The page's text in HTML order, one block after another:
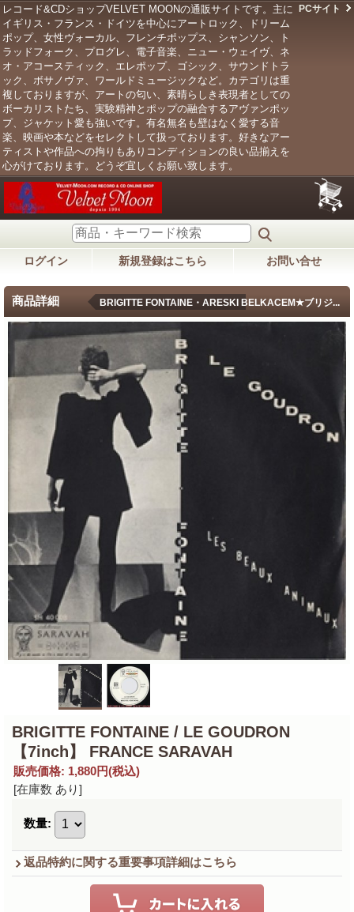
レコード&CDショップVELVET MOONの通販サイトです。主に
イギリス・フランス・ドイツを中心にアートロック、ドリーム
ポップ、女性ヴォーカル、フレンチポップス、シャンソン、ト
ラッドフォーク、プログレ、電子音楽、ニュー・ウェイヴ、ネ
オ・アコースティック、エレポップ、ゴシック、サウンドトラ
ック、ボサノヴァ、ワールドミュージックなど。カテゴリは重
複しておりますが、アートの匂い、素晴らしき表現者としての
ボーカリストたち、実験精神とポップの融合するアヴァンポッ
プ、ジャケット愛も強いです。有名無名も壁はなく愛する音
楽、映画や本などをセレクトして扱っております。好きなアー
ティストや作品への拘りもありコンディションの良い品揃えを
心がけております。どうぞ宜しくお願い致します。
PCサイト
ログイン 新規登録はこちら お問い合せ
商品詳細 BRIGITTE FONTAINE・ARESKI BELKACEM★ブリジ...
BRIGITTE FONTAINE / LE GOUDRON
【7inch】 FRANCE SARAVAH
販売価格: 1,880円(税込)
[在庫数 あり]
数量:
返品特約に関する重要事項詳細はこちら